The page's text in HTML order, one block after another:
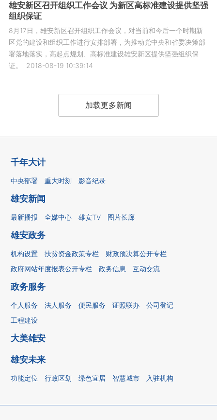
雄安新区召开组织工作会议 为新区高标准建设提供坚强
组织保证
8月17日，雄安新区召开组织工作会议，对当前和今后一个时期新
区党的建设和组织工作进行安排部署，为推动党中央和省委决策部
署落地落实，高起点规划、高标准建设雄安新区提供坚强组织保
证。
2018-08-19 10:39:14
加载更多新闻
千年大计
中央部署 重大时刻 影音纪录
雄安新闻
最新播报 全媒中心 雄安TV 图片长廊
雄安政务
机构设置 扶贫资金政策专栏
财政预决算公开专栏
政府网站年度报表公开专栏
政务信息 互动交流
政务服务
个人服务 法人服务 便民服务 证照联办
公司登记
工程建设
大美雄安
雄安未来
功能定位 行政区划 绿色宜居 智慧城市 入驻机构